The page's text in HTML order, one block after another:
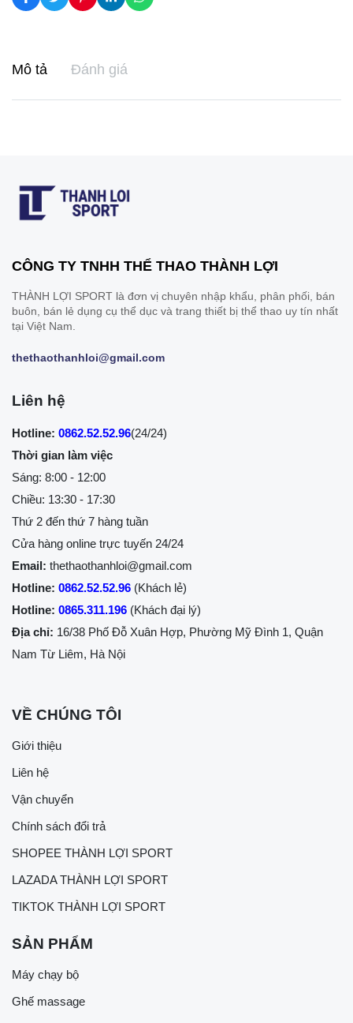
Mô tả Đánh giá
CÔNG TY TNHH THỂ THAO THÀNH LỢI
THÀNH LỢI SPORT là đơn vị chuyên nhập khẩu, phân phối, bán
buôn, bán lẻ dụng cụ thể dục và trang thiết bị thể thao uy tín nhất
tại Việt Nam.
thethaothanhloi@gmail.com
Liên hệ
Hotline: 0862.52.52.96(24/24)
Thời gian làm việc
Sáng: 8:00 - 12:00
Chiều: 13:30 - 17:30
Thứ 2 đến thứ 7 hàng tuần
Cửa hàng online trực tuyến 24/24
Email: thethaothanhloi@gmail.com
Hotline: 0862.52.52.96 (Khách lẻ)
Hotline: 0865.311.196 (Khách đại lý)
Địa chỉ: 16/38 Phố Đỗ Xuân Hợp, Phường Mỹ Đình 1, Quận
Nam Từ Liêm, Hà Nội
VỀ CHÚNG TÔI
Giới thiệu
Liên hệ
Vận chuyển
Chính sách đổi trả
SHOPEE THÀNH LỢI SPORT
LAZADA THÀNH LỢI SPORT
TIKTOK THÀNH LỢI SPORT
SẢN PHẨM
Máy chạy bộ
Ghế massage